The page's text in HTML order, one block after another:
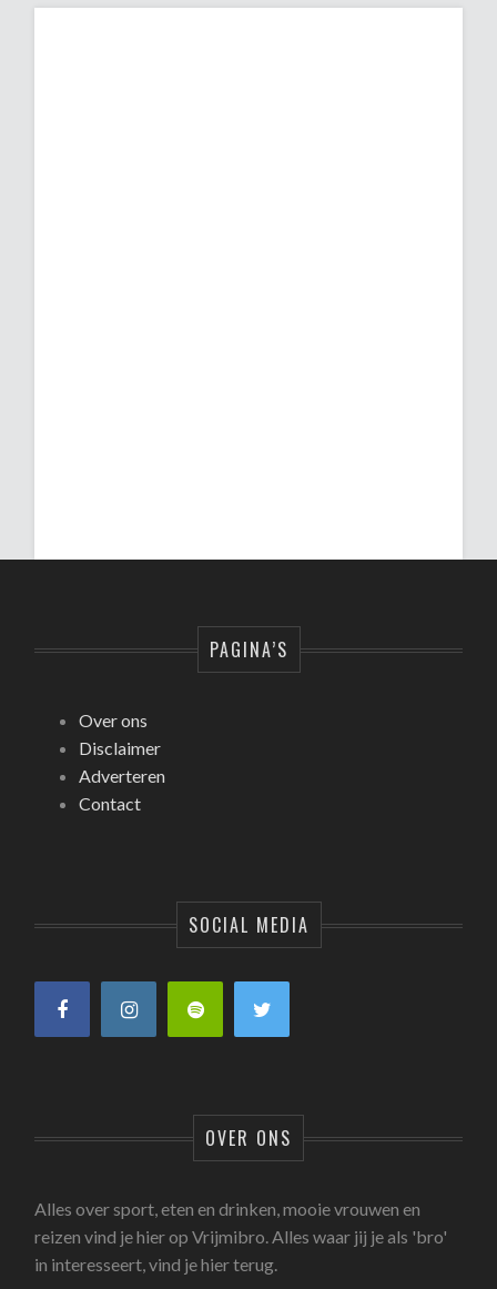
PAGINA’S
Over ons
Disclaimer
Adverteren
Contact
SOCIAL MEDIA
OVER ONS
Alles over sport, eten en drinken, mooie vrouwen en
reizen vind je hier op Vrijmibro. Alles waar jij je als 'bro'
in interesseert, vind je hier terug.